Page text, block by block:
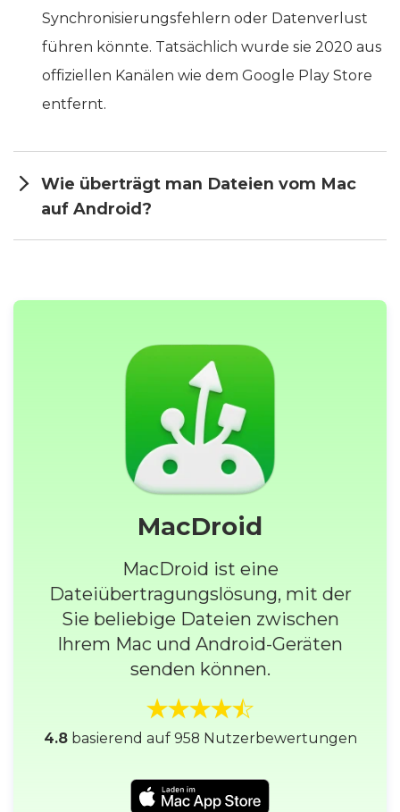
Synchronisierungsfehlern oder Datenverlust
führen könnte. Tatsächlich wurde sie 2020 aus
offiziellen Kanälen wie dem Google Play Store
entfernt.
Wie überträgt man Dateien vom Mac
auf Android?
MacDroid
MacDroid ist eine
Dateiübertragungslösung, mit der
Sie beliebige Dateien zwischen
Ihrem Mac und Android-Geräten
senden können.
4.8basierend auf 958 Nutzerbewertungen